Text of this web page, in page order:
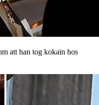
att han tog kokain hos